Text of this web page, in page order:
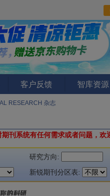
客户反馈 智库资源
RESEARCH 杂志
刊系统有任何需求或者问题，欢
研究方向:
新锐期刊分区表: